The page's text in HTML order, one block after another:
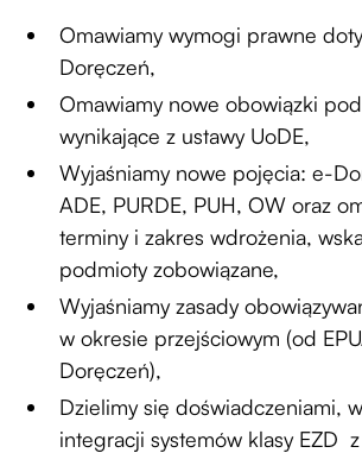
Omawiamy wymogi prawne
Doręczeń,
Omawiamy nowe obowiązki
wynikające z ustawy UoDE,
Wyjaśniamy nowe pojęcia: e-
ADE, PURDE, PUH, OW oraz
terminy i zakres wdrożenia,
podmioty zobowiązane,
Wyjaśniamy zasady
w okresie przejściowym (od
Doręczeń),
Dzielimy się doświadczeniami,
integracji systemów klasy EZD